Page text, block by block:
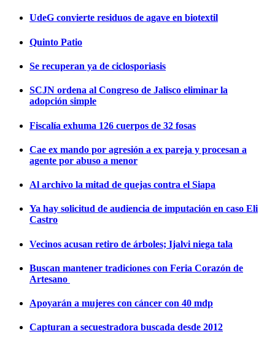
UdeG convierte residuos de agave en biotextil
Quinto Patio
Se recuperan ya de ciclosporiasis
SCJN ordena al Congreso de Jalisco eliminar la
adopción simple
Fiscalía exhuma 126 cuerpos de 32 fosas
Cae ex mando por agresión a ex pareja y procesan a
agente por abuso a menor
Al archivo la mitad de quejas contra el Siapa
Ya hay solicitud de audiencia de imputación en caso Eli
Castro
Vecinos acusan retiro de árboles; Ijalvi niega tala
Buscan mantener tradiciones con Feria Corazón de
Artesano
Apoyarán a mujeres con cáncer con 40 mdp
Capturan a secuestradora buscada desde 2012